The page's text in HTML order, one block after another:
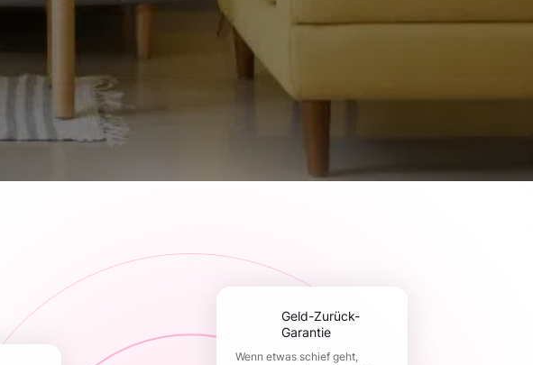
Geld-Zurück-
Garantie
Wenn etwas schief geht,